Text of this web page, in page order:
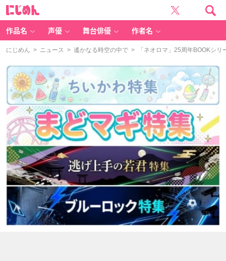
作品名 声優 舞台俳優 作者名
にじめん > ニュース > 遙かなる時空の中で > 「ネオロマ」25周年BOOKシリ